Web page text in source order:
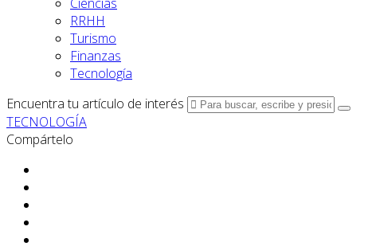
RRHH
Turismo
Finanzas
Tecnología
Encuentra tu artículo de interés
TECNOLOGÍA
Compártelo